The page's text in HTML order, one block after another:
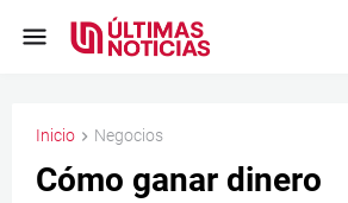
Inicio Negocios
Cómo ganar dinero